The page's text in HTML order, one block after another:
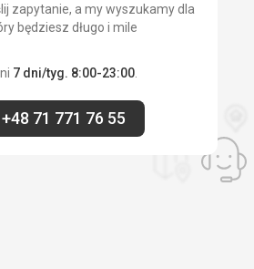
zapytanie, a my wyszukamy dla
będziesz długo i mile
7 dni/tyg. 8:00-23:00
+48 71 771 76 55